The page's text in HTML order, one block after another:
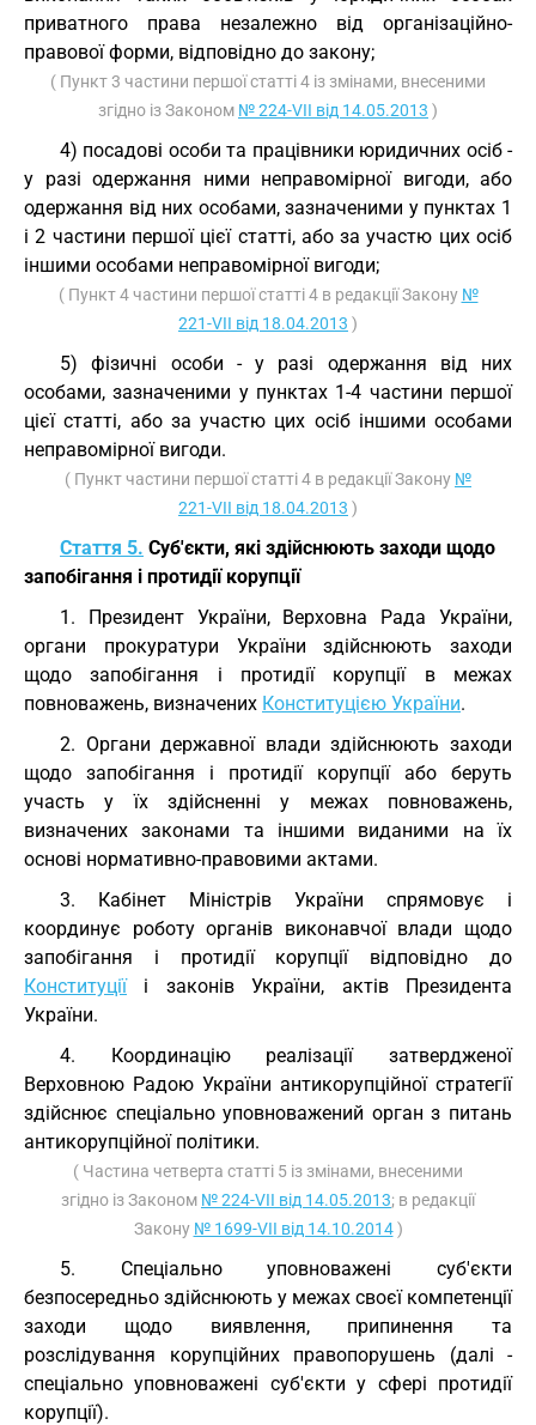
приватного права незалежно від організаційно-
правової форми, відповідно до закону;
( Пункт 3 частини першої статті 4 із змінами, внесеними
згідно із Законом № 224-VII від 14.05.2013 )
4) посадові особи та працівники юридичних осіб -
у разі одержання ними неправомірної вигоди, або
одержання від них особами, зазначеними у пунктах 1
і 2 частини першої цієї статті, або за участю цих осіб
іншими особами неправомірної вигоди;
( Пункт 4 частини першої статті 4 в редакції Закону №
221-VII від 18.04.2013 )
5) фізичні особи - у разі одержання від них
особами, зазначеними у пунктах 1-4 частини першої
цієї статті, або за участю цих осіб іншими особами
неправомірної вигоди.
( Пункт частини першої статті 4 в редакції Закону №
221-VII від 18.04.2013 )
Стаття 5. Суб'єкти, які здійснюють заходи щодо
запобігання і протидії корупції
1. Президент України, Верховна Рада України,
органи прокуратури України здійснюють заходи
щодо запобігання і протидії корупції в межах
повноважень, визначених Конституцією України.
2. Органи державної влади здійснюють заходи
щодо запобігання і протидії корупції або беруть
участь у їх здійсненні у межах повноважень,
визначених законами та іншими виданими на їх
основі нормативно-правовими актами.
3. Кабінет Міністрів України спрямовує і
координує роботу органів виконавчої влади щодо
запобігання і протидії корупції відповідно до
Конституціїі законів України, актів Президента
України.
4. Координацію реалізації затвердженої
Верховною Радою України антикорупційної стратегії
здійснює спеціально уповноважений орган з питань
антикорупційної політики.
( Частина четверта статті 5 із змінами, внесеними
згідно із Законом № 224-VII від 14.05.2013; в редакції
Закону № 1699-VII від 14.10.2014)
5. Спеціально уповноважені суб'єкти
безпосередньо здійснюють у межах своєї компетенції
заходи щодо виявлення, припинення та
розслідування корупційних правопорушень (далі -
спеціально уповноважені суб'єкти у сфері протидії
корупції).